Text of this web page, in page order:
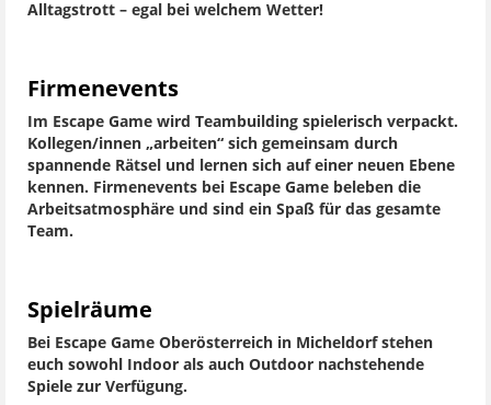
Alltagstrott – egal bei welchem Wetter!
Firmenevents
Im Escape Game wird Teambuilding spielerisch verpackt.
Kollegen/innen „arbeiten“ sich gemeinsam durch
spannende Rätsel und lernen sich auf einer neuen Ebene
kennen. Firmenevents bei Escape Game beleben die
Arbeitsatmosphäre und sind ein Spaß für das gesamte
Team.
Spielräume
Bei Escape Game Oberösterreich in Micheldorf stehen
euch sowohl Indoor als auch Outdoor nachstehende
Spiele zur Verfügung.